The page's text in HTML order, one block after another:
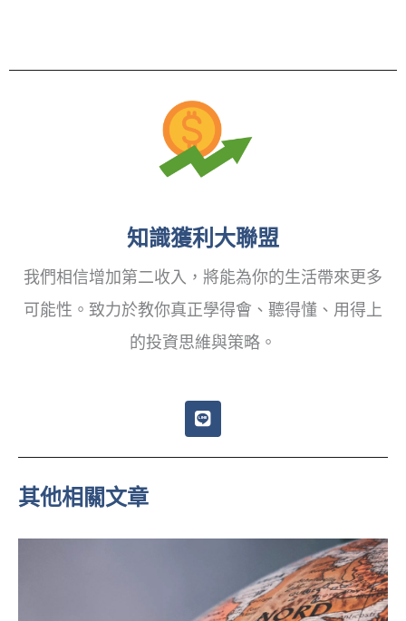
知識獲利大聯盟
我們相信增加第二收入，將能為你的生活帶來更多
可能性。致力於教你真正學得會、聽得懂、用得上
的投資思維與策略。
L
i
e
其他相關文章